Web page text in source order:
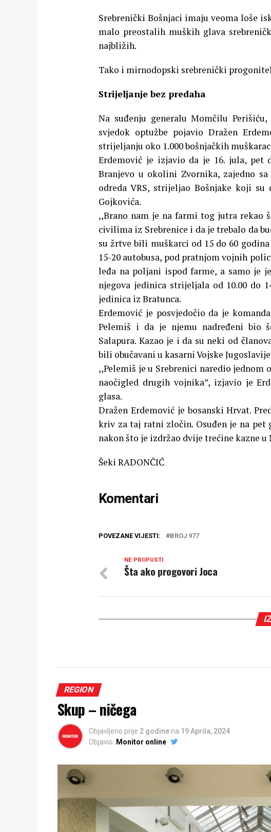
Srebrenički Bošnjaci imaju veoma loše
malo preostalih muških glava
najbližih.
Tako i mirnodopski srebrenički
Strijeljanje bez predaha
Na suđenju generalu Momčilu
svjedok optužbe pojavio Dražen
strijeljanju oko 1.000 bošnjačkih
Erdemović je izjavio da je 16. jula, pet
Branjevo u okolini Zvornika, zajedno
odreda VRS, strijeljao Bošnjake koji su
Gojkovića.
,,Brano nam je na farmi tog jutra rekao
civilima iz Srebrenice i da je trebalo da
su žrtve bili muškarci od 15 do 60
15-20 autobusa, pod pratnjom vojnih
leđa na poljani ispod farme, a samo je
njegova jedinica strijeljala od 10.00 do
jedinica iz Bratunca.
Erdemović je posvjedočio da je
Pelemiš i da je njemu nadređeni bio
Salapura. Kazao je i da su neki od
bili obučavani u kasarni Vojske Jugoslavije
,,Pelemiš je u Srebrenici naredio
naočigled drugih vojnika”, izjavio je
glasa.
Dražen Erdemović je bosanski Hrvat.
kriv za taj ratni zločin. Osuđen je na pet
nakon što je izdržao dvije trećine kazne u
Šeki RADONČIĆ
Komentari
POVEZANE VIJESTI: BROJ 977
NE PROPUSTI
Šta ako progovori Joca
REGION
Skup – ničega
Objavljeno prije 2 godine na 19 Aprila, 2024
Objavio: Monitor online